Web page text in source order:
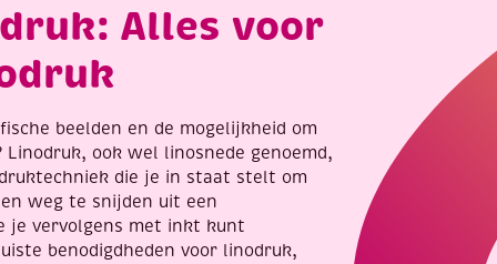
Alles voor
beelden en de mogelijkheid om
ook wel linosnede genoemd,
die je in staat stelt om
weg te snijden uit een
je vervolgens met inkt kunt
benodigdheden voor linodruk,